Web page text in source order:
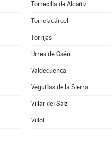
Torrecilla de Alcañiz
Torrelacárcel
Torrijas
Urrea de Gaén
Valdecuenca
Veguillas de la Sierra
Villar del Salz
Villel